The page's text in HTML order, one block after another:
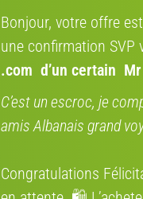
Specialized
16 pouces
Bonjour, votre offre
une confirmation SVP
.com d’un certain
C’est un escroc, je
amis Albanais grand
Congratulations